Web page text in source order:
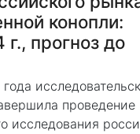
конопли:
г., прогноз до
проведение
исследования